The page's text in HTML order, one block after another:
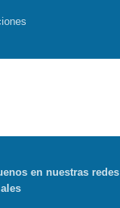
en nuestras redes